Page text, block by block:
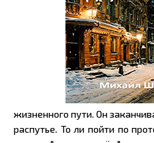
жизненного пути. Он
распутье. То ли пойти по